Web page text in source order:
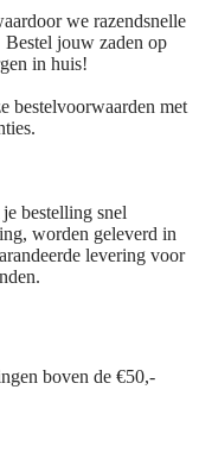
we razendsnelle
jouw zaden op
in huis!
bestelvoorwaarden met
bestelling snel
worden geleverd in
levering voor
boven de €50,-